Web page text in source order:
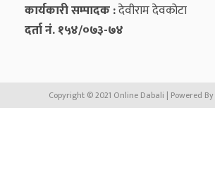
कार्यकारी सम्पादक :देवीराम देवकोटा
दर्ता नं. १५४/०७३-७४
Copyright © 2021 Online Dabali | Powered By